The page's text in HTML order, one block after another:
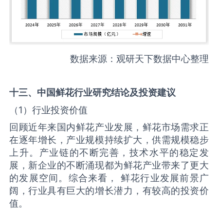
数据来源：观研天下数据中心整理
十三、中国鲜花行业研究结论及投资建议
（1）行业投资价值
回顾近年来国内鲜花产业发展，鲜花市场需求正
在逐年增长，产业规模持续扩大，供需规模稳步
上升。产业链的不断完善，技术水平的稳定发
展，新企业的不断涌现都为鲜花产业带来了更大
的发展空间。综合来看， 鲜花行业发展前景广
阔，行业具有巨大的增长潜力，有较高的投资价
值。